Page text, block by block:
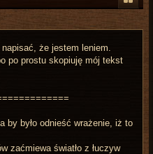
że jestem leniem.
po prostu skopiuję mój tekst
by było odnieść wrażenie, iż to
zaćmiewa światło z łuczyw